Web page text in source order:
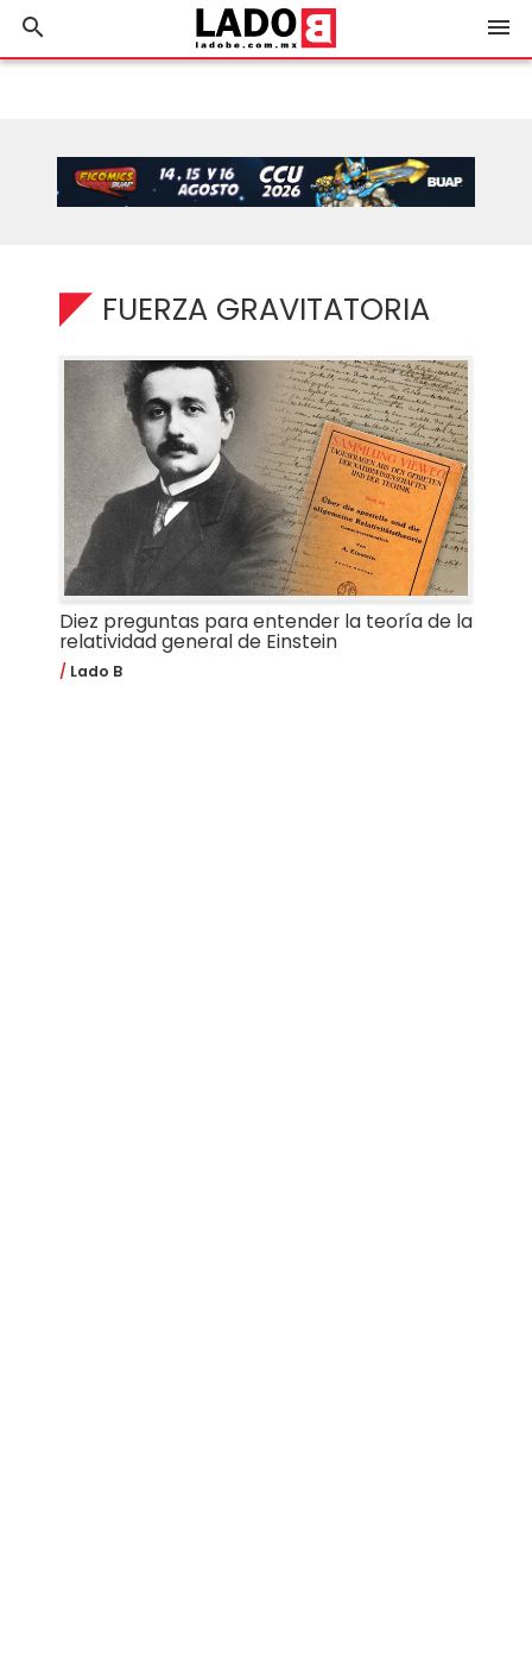
search menu
FUERZA GRAVITATORIA
Diez preguntas para entender la teoría de la
relatividad general de Einstein
Lado B